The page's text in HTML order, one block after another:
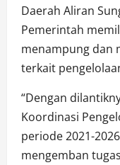
Daerah Aliran
Pemerintah
menampung dan
terkait
“Dengan
Koordinasi
periode 2021-
mengemban